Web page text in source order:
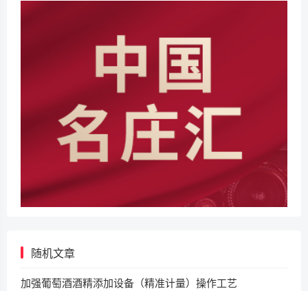
随机文章
加强葡萄酒酒精添加设备（精准计量）操作工艺